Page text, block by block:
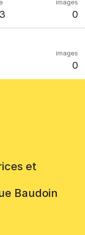
0
0
et
Baudoin